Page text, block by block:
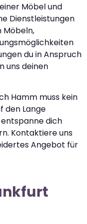
Möbel und
Dienstleistungen
Möbeln,
du in Anspruch
uns deinen
Hamm muss kein
den Lange
dich
Kontaktiere uns
Angebot für